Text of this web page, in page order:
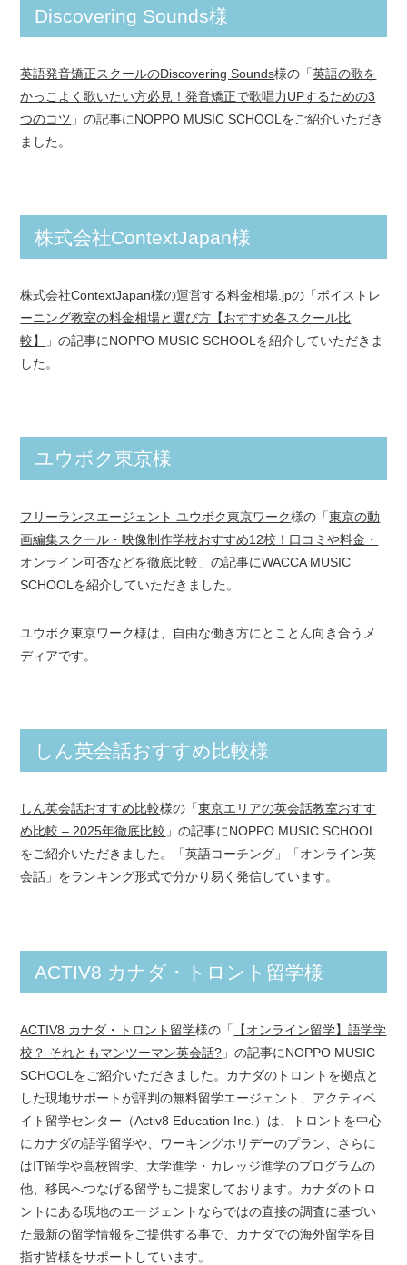
Discovering Sounds様
英語発音矯正スクールのDiscovering Sounds様の「英語の歌を
かっこよく歌いたい方必見！発音矯正で歌唱力UPするための3
つのコツ 」の記事にNOPPO MUSIC SCHOOLをご紹介いただき
ました。
株式会社ContextJapan様
株式会社ContextJapan様の運営する料金相場.jpの「ボイストレ
ーニング教室の料金相場と選び方【おすすめ各スクール比
較】
」の記事にNOPPO MUSIC SCHOOLを紹介していただきま
した。
ユウボク東京様
フリーランスエージェント ユウボク東京ワーク様の「東京の動
画編集スクール・映像制作学校おすすめ12校！口コミや料金・
オンライン可否などを徹底比較 」の記事にWACCA MUSIC
SCHOOLを紹介していただきました。
ユウボク東京ワーク様は、自由な働き方にとことん向き合うメ
ディアです。
しん英会話おすすめ比較様
しん英会話おすすめ比較様の「東京エリアの英会話教室おすす
め比較 – 2025年徹底比較 」の記事にNOPPO MUSIC SCHOOL
をご紹介いただきました。「英語コーチング」「オンライン英
会話」をランキング形式で分かり易く発信しています。
ACTIV8 カナダ・トロント留学様
ACTIV8 カナダ・トロント留学様の「
【オンライン留学】語学学
校？ それともマンツーマン英会話? 」の記事にNOPPO MUSIC
SCHOOLをご紹介いただきました。カナダのトロントを拠点と
した現地サポートが評判の無料留学エージェント、アクティベ
イト留学センター（Activ8 Education Inc.）は、トロントを中心
にカナダの語学留学や、ワーキングホリデーのプラン、さらに
はIT留学や高校留学、大学進学・カレッジ進学のプログラムの
他、移民へつなげる留学もご提案しております。カナダのトロ
ントにある現地のエージェントならではの直接の調査に基づい
た最新の留学情報をご提供する事で、カナダでの海外留学を目
指す皆様をサポートしています。